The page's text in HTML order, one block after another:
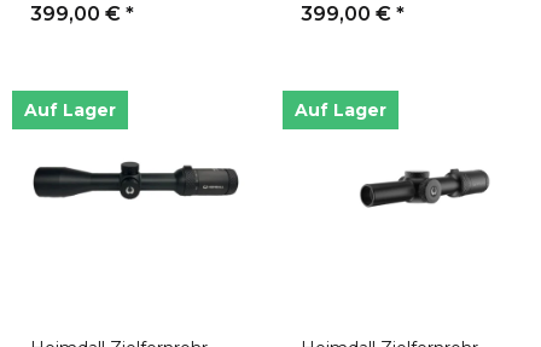
399,00 € * 399,00 € *
Auf Lager Auf Lager